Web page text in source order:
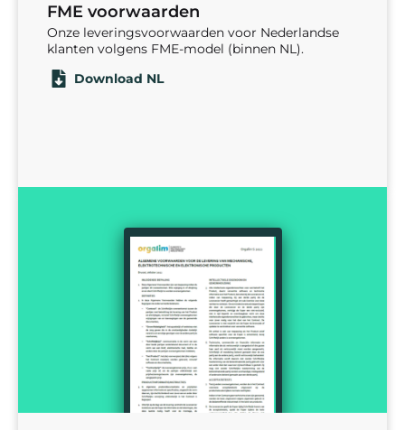
FME voorwaarden
Onze leveringsvoorwaarden voor Nederlandse
klanten volgens FME-model (binnen NL).
Download NL